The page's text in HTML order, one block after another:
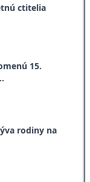
ctitelia
15.
rodiny na